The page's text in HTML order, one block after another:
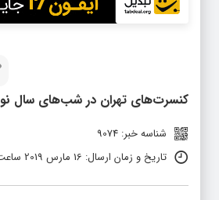
کنسرت‌های تهران در شب‌های سال نو
شناسه خبر: 9074
تاریخ و زمان ارسال: 16 مارس 2019 ساعت 16:28